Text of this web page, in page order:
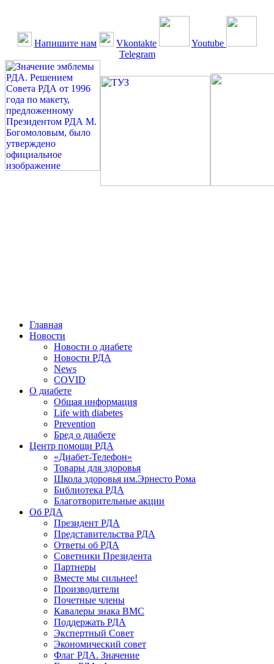
Напишите нам Vkontakte
Youtube
Telegram
Главная
Новости
Новости о диабете
Новости РДА
News
COVID
О диабете
Общая информация
Life with diabetes
Prevention
Бред о диабете
Центр помощи РДА
«Диабет-Телефон»
Товары для здоровья
Школа здоровья им.Эрнесто Рома
Библиотека РДА
Благотворительные акции
Об РДА
Президент РДА
Представительства РДА
Ответы об РДА
Советники Президента
Партнеры
Вместе мы сильнее!
Производители
Почетные члены
Кавалеры знака ВМС
Поддержать РДА
Экспертный Совет
Экономический совет
Флаг РДА. Значение